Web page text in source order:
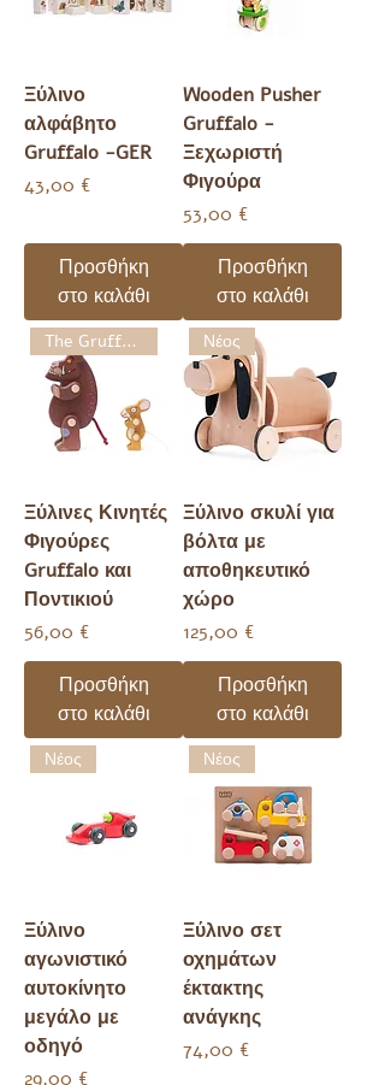
Ξύλινο
αλφάβητο
Gruffalo -GER
Τιμή
43,00 €
Προσθήκη
στο καλάθι
Wooden Pusher
Gruffalo -
Ξεχωριστή
Φιγούρα
Τιμή
53,00 €
Προσθήκη
στο καλάθι
The Gruffalo
Ξύλινες Κινητές
Φιγούρες
Gruffalo και
Ποντικιού
Τιμή
56,00 €
Προσθήκη
στο καλάθι
Νέος
Ξύλινο σκυλί για
βόλτα με
αποθηκευτικό
χώρο
Τιμή
125,00 €
Προσθήκη
στο καλάθι
Νέος
Ξύλινο
αγωνιστικό
αυτοκίνητο
μεγάλο με
οδηγό
Τιμή
29,00 €
Νέος
Ξύλινο σετ
οχημάτων
έκτακτης
ανάγκης
Τιμή
74,00 €